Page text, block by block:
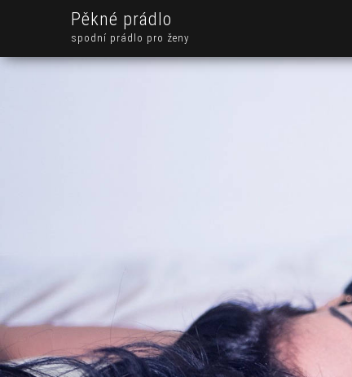
Pěkné prádlo
spodní prádlo pro ženy